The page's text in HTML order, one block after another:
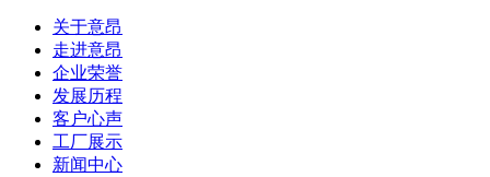
关于意昂
走进意昂
企业荣誉
发展历程
客户心声
工厂展示
新闻中心